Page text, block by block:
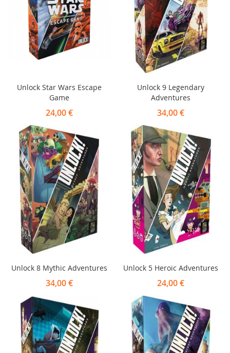
Unlock Star Wars Escape
Game
24,00 €
Unlock 9 Legendary
Adventures
34,00 €
Unlock 8 Mythic Adventures
34,00 €
Unlock 5 Heroic Adventures
24,00 €